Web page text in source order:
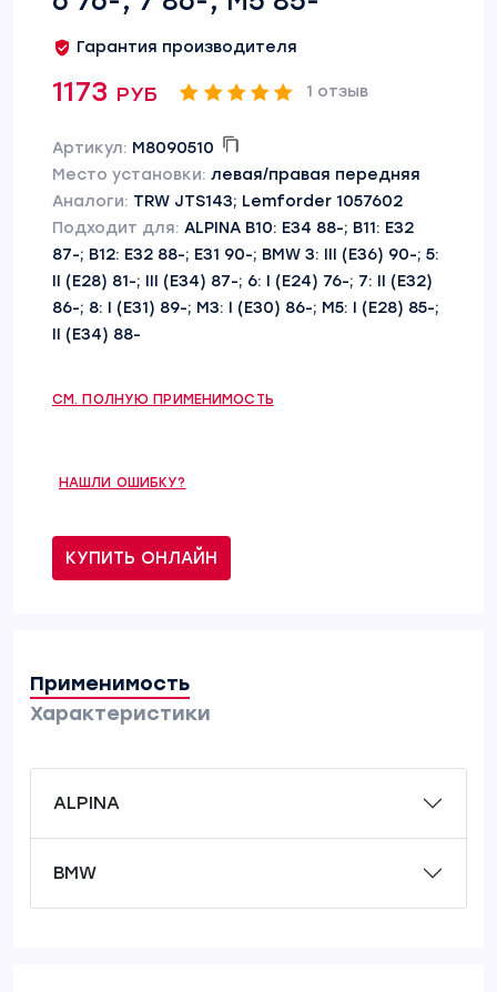
Гарантия производителя
1173 руб 1 отзыв
Артикул: M8090510
Место установки: левая/правая передняя
Аналоги: TRW JTS143; Lemforder 1057602
Подходит для: ALPINA B10: E34 88-; B11: E32
87-; B12: E32 88-; E31 90-; BMW 3: III (E36) 90-; 5:
II (E28) 81-; III (E34) 87-; 6: I (E24) 76-; 7: II (E32)
86-; 8: I (E31) 89-; M3: I (E30) 86-; M5: I (E28) 85-;
II (E34) 88-
СМ. ПОЛНУЮ ПРИМЕНИМОСТЬ
НАШЛИ ОШИБКУ?
КУПИТЬ ОНЛАЙН
Применимость
Характеристики
ALPINA
BMW